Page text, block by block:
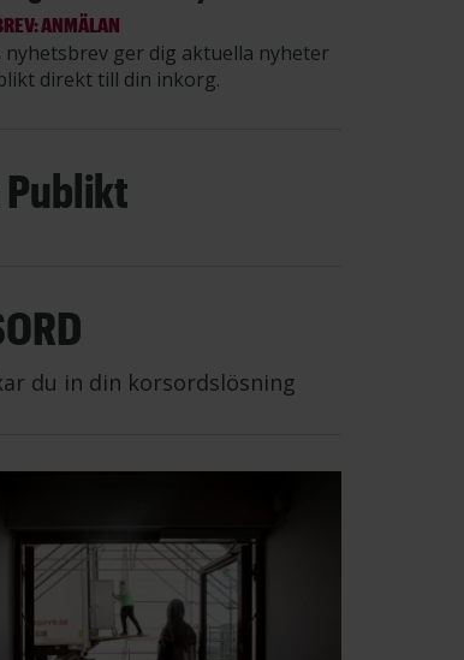
ANMÄLAN
nyhetsbrev ger dig aktuella nyheter
direkt till din inkorg.
Publikt
du in din korsordslösning